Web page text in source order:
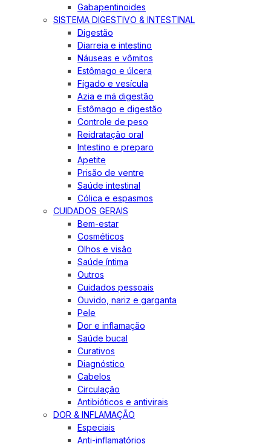
Gabapentinoides
SISTEMA DIGESTIVO & INTESTINAL
Digestão
Diarreia e intestino
Náuseas e vômitos
Estômago e úlcera
Fígado e vesícula
Azia e má digestão
Estômago e digestão
Controle de peso
Reidratação oral
Intestino e preparo
Apetite
Prisão de ventre
Saúde intestinal
Cólica e espasmos
CUIDADOS GERAIS
Bem-estar
Cosméticos
Olhos e visão
Saúde íntima
Outros
Cuidados pessoais
Ouvido, nariz e garganta
Pele
Dor e inflamação
Saúde bucal
Curativos
Diagnóstico
Cabelos
Circulação
Antibióticos e antivirais
DOR & INFLAMAÇÃO
Especiais
Anti-inflamatórios